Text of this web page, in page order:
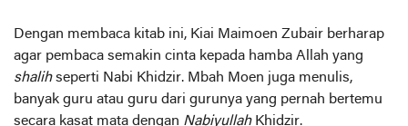
Dengan membaca kitab ini, Kiai Maimoen Zubair berharap
agar pembaca semakin cinta kepada hamba Allah yang
shalihseperti Nabi Khidzir. Mbah Moen juga menulis,
banyak guru atau guru dari gurunya yang pernah bertemu
secara kasat mata dengan NabiyullahKhidzir.